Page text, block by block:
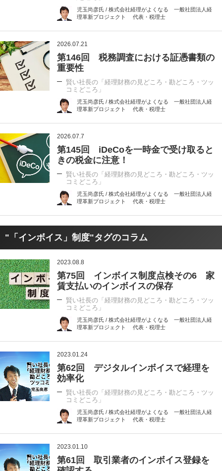
児玉尚彦氏 / 株式会社経理がよくなる 一般社団法人経
理革新プロジェクト 代表・税理士
2026.07.21
第146回 税務調査における証憑書類の
重要性
賢い社長の「経理財務の見どころ・勘どころ・ツッ
コミどころ」
児玉尚彦氏 / 株式会社経理がよくなる 一般社団法人経
理革新プロジェクト 代表・税理士
2026.07.7
第145回 iDeCoを一時金で受け取ると
きの税金に注意！
賢い社長の「経理財務の見どころ・勘どころ・ツッ
コミどころ」
児玉尚彦氏 / 株式会社経理がよくなる 一般社団法人経
理革新プロジェクト 代表・税理士
"「インボイス」制度"タグのコラム
2023.08.8
第75回 インボイス制度点検その6 家
賃支払いのインボイスの保存
賢い社長の「経理財務の見どころ・勘どころ・ツッ
コミどころ」
児玉尚彦氏 / 株式会社経理がよくなる 一般社団法人経
理革新プロジェクト 代表・税理士
2023.01.24
第62回 デジタルインボイスで経理を
効率化
賢い社長の「経理財務の見どころ・勘どころ・ツッ
コミどころ」
児玉尚彦氏 / 株式会社経理がよくなる 一般社団法人経
理革新プロジェクト 代表・税理士
2023.01.10
第61回 取引業者のインボイス登録を